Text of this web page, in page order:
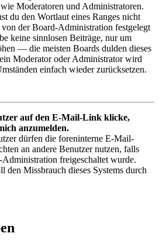
Moderatoren und Administratoren.
du den Wortlaut eines Ranges nicht
der Board-Administration festgelegt
keine sinnlosen Beiträge, nur um
— die meisten Boards dulden dieses
Moderator oder Administrator wird
einfach wieder zurücksetzen.
auf den E-Mail-Link klicke,
anzumelden.
dürfen die foreninterne E-Mail-
an andere Benutzer nutzen, falls
freigeschaltet wurde.
den Missbrauch dieses Systems durch